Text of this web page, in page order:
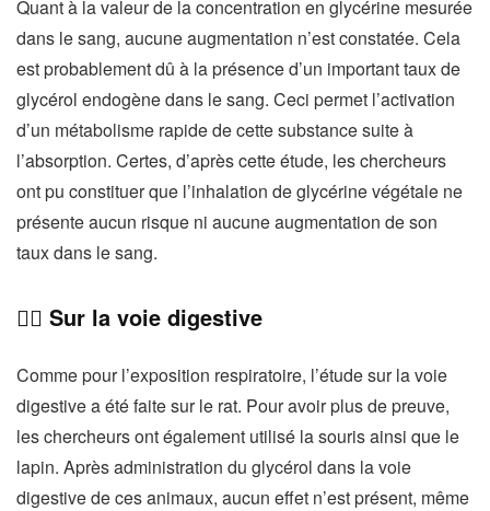
Quant à la valeur de la concentration en glycérine mesurée
dans le sang, aucune augmentation n’est constatée. Cela
est probablement dû à la présence d’un important taux de
glycérol endogène dans le sang. Ceci permet l’activation
d’un métabolisme rapide de cette substance suite à
l’absorption. Certes, d’après cette étude, les chercheurs
ont pu constituer que l’inhalation de glycérine végétale ne
présente aucun risque ni aucune augmentation de son
taux dans le sang.
👉🏻 Sur la voie digestive
Comme pour l’exposition respiratoire, l’étude sur la voie
digestive a été faite sur le rat. Pour avoir plus de preuve,
les chercheurs ont également utilisé la souris ainsi que le
lapin. Après administration du glycérol dans la voie
digestive de ces animaux, aucun effet n’est présent, même